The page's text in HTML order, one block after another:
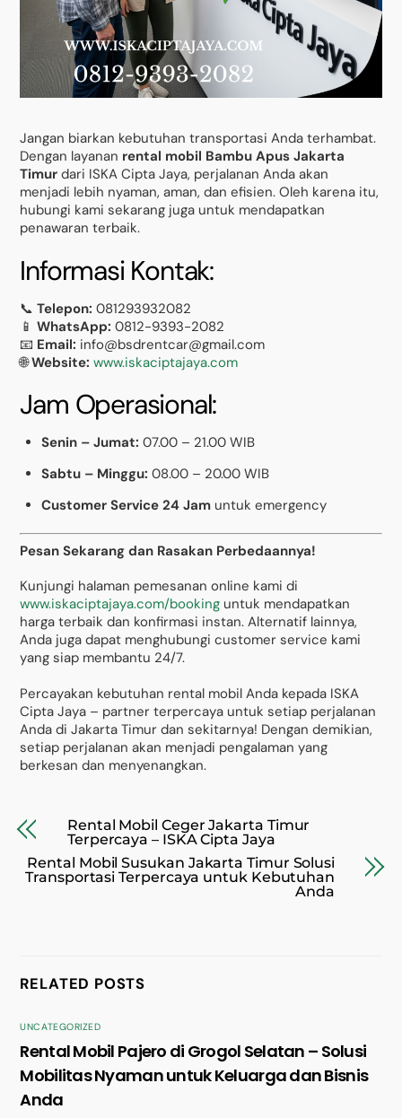
Jangan biarkan kebutuhan transportasi Anda terhambat.
Dengan layanan rental mobil Bambu Apus Jakarta
Timur dari ISKA Cipta Jaya, perjalanan Anda akan
menjadi lebih nyaman, aman, dan efisien. Oleh karena itu,
hubungi kami sekarang juga untuk mendapatkan
penawaran terbaik.
Informasi Kontak:
📞Telepon: 081293932082
📱WhatsApp: 0812-9393-2082
📧 Email: info@bsdrentcar@gmail.com
🌐Website: www.iskaciptajaya.com
Jam Operasional:
Senin – Jumat: 07.00 – 21.00 WIB
Sabtu – Minggu: 08.00 – 20.00 WIB
Customer Service 24 Jam untuk emergency
Pesan Sekarang dan Rasakan Perbedaannya!
Kunjungi halaman pemesanan online kami di
www.iskaciptajaya.com/booking untuk mendapatkan
harga terbaik dan konfirmasi instan. Alternatif lainnya,
Anda juga dapat menghubungi customer service kami
yang siap membantu 24/7.
Percayakan kebutuhan rental mobil Anda kepada ISKA
Cipta Jaya – partner terpercaya untuk setiap perjalanan
Anda di Jakarta Timur dan sekitarnya! Dengan demikian,
setiap perjalanan akan menjadi pengalaman yang
berkesan dan menyenangkan.
Rental Mobil Ceger Jakarta Timur
Terpercaya – ISKA Cipta Jaya
Rental Mobil Susukan Jakarta Timur Solusi
Transportasi Terpercaya untuk Kebutuhan
Anda
RELATED POSTS
UNCATEGORIZED
Rental Mobil Pajero di Grogol Selatan – Solusi
Mobilitas Nyaman untuk Keluarga dan Bisnis
Anda